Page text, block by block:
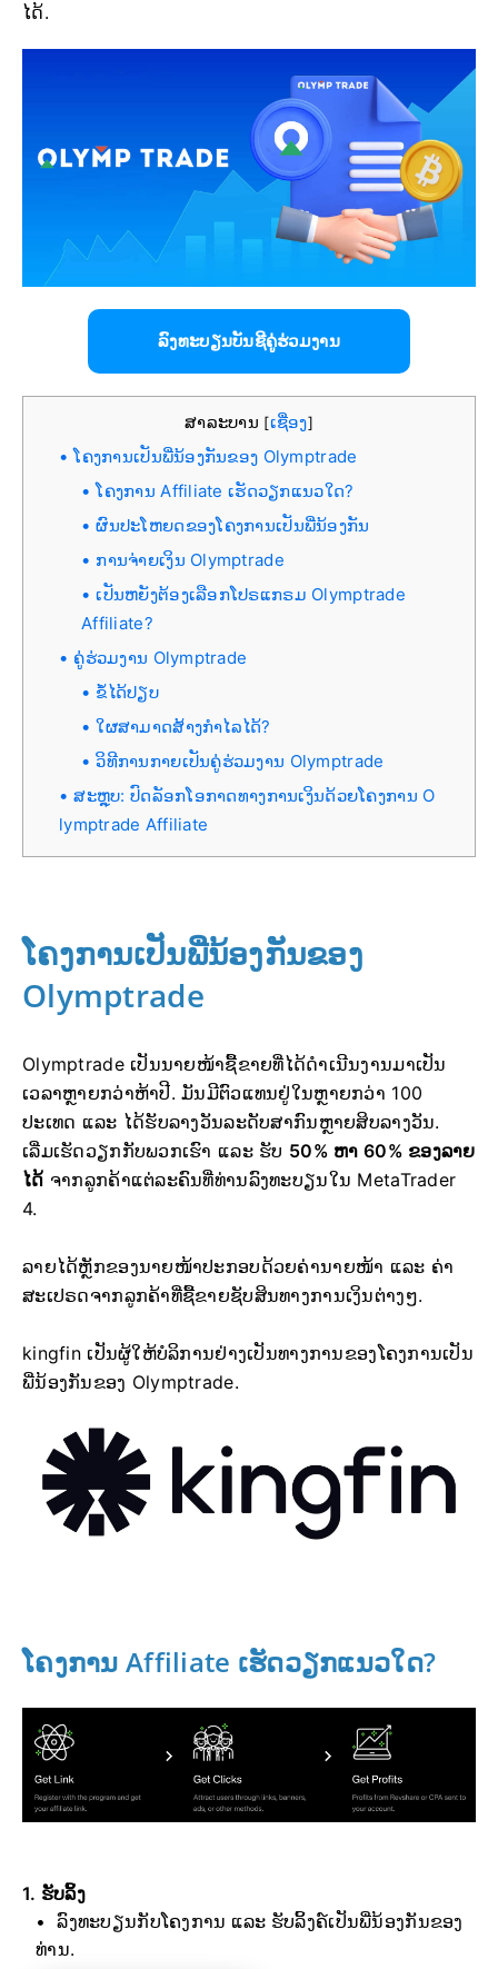
ໄດ້.
ລົງທະບຽນບັນຊີຄູ່ຮ່ວມງານ
ສາລະບານ [ເຊື່ອງ]
ໂຄງການເປັນພີ່ນ້ອງກັນຂອງ Olymptrade
ໂຄງການ Affiliate ເຮັດວຽກແນວໃດ?
ຜົນປະໂຫຍດຂອງໂຄງການເປັນພີ່ນ້ອງກັນ
ການຈ່າຍເງິນ Olymptrade
ເປັນຫຍັງຕ້ອງເລືອກໂປຣແກຣມ Olymptrade
Affiliate?
ຄູ່ຮ່ວມງານ Olymptrade
ຂໍ້ໄດ້ປຽບ
ໃຜສາມາດສ້າງກຳໄລໄດ້?
ວິທີການກາຍເປັນຄູ່ຮ່ວມງານ Olymptrade
ສະຫຼຸບ: ປົດລັອກໂອກາດທາງການເງິນດ້ວຍໂຄງການ O
lymptrade Affiliate
ໂຄງການເປັນພີ່ນ້ອງກັນຂອງ
Olymptrade
Olymptrade ເປັນນາຍໜ້າຊື້ຂາຍທີ່ໄດ້ດຳເນີນງານມາເປັນ
ເວລາຫຼາຍກວ່າຫ້າປີ. ມັນມີຕົວແທນຢູ່ໃນຫຼາຍກວ່າ 100
ປະເທດ ແລະ ໄດ້ຮັບລາງວັນລະດັບສາກົນຫຼາຍສິບລາງວັນ.
ເລີ່ມເຮັດວຽກກັບພວກເຮົາ ແລະ ຮັບ 50% ຫາ 60% ຂອງລາຍ
ໄດ້ ຈາກລູກຄ້າແຕ່ລະຄົນທີ່ທ່ານລົງທະບຽນໃນ MetaTrader
4.
ລາຍໄດ້ຫຼັກຂອງນາຍໜ້າປະກອບດ້ວຍຄ່ານາຍໜ້າ ແລະ ຄ່າ
ສະເປຣດຈາກລູກຄ້າທີ່ຊື້ຂາຍຊັບສິນທາງການເງິນຕ່າງໆ.
kingfin ເປັນຜູ້ໃຫ້ບໍລິການຢ່າງເປັນທາງການຂອງໂຄງການເປັນ
ພີ່ນ້ອງກັນຂອງ Olymptrade.
ໂຄງການ Affiliate ເຮັດວຽກແນວໃດ?
1. ຮັບລິ້ງ
ລົງທະບຽນກັບໂຄງການ ແລະ ຮັບລິ້ງຄ໌ເປັນພີ່ນ້ອງກັນຂອງ
ທ່ານ.